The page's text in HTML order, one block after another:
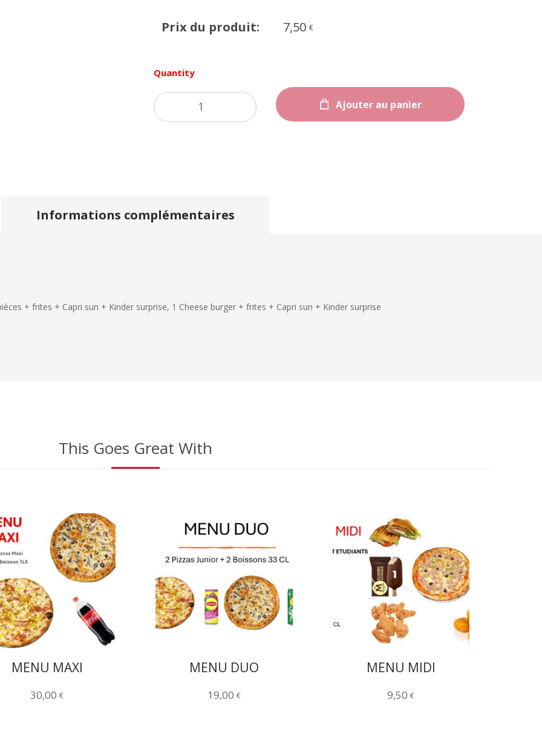
Prix du produit: 7,50€
Quantity
Ajouter au panier
Informations complémentaires
+ frites + Capri sun + Kinder surprise, 1 Cheese burger + frites + Capri sun + Kinder surprise
This Goes Great With
MENU MAXI
30,00€
MENU DUO
19,00 €
MENU MIDI
9,50€